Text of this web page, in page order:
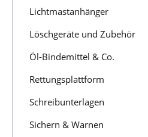
Lichtmastanhänger
Löschgeräte und Zubehör
Öl-Bindemittel & Co.
Rettungsplattform
Schreibunterlagen
Sichern & Warnen